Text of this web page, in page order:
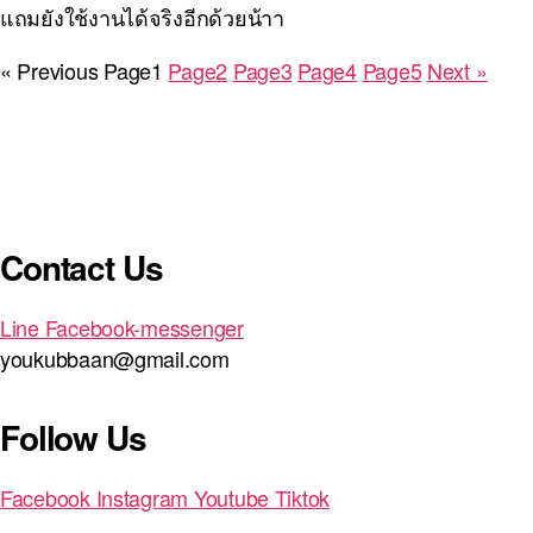
แถมยังใช้งานได้จริงอีกด้วยน้าา
« Previous Page1 Page2 Page3 Page4 Page5 Next »
Contact Us
Line Facebook-messenger
youkubbaan@gmail.com
Follow Us
Facebook Instagram YoutubeTiktok